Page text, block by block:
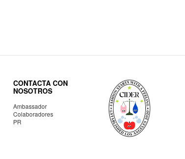
CONTACTA CON
NOSOTROS
Ambassador
Colaboradores
PR